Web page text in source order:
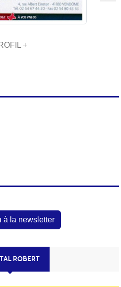
ROBERT
+
à la newsletter